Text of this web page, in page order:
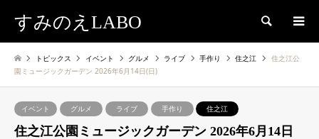
すみのえLABO 検索
トピックス イベント グルメ ライブ 手作り 住之江
住之江公
園ミュージックガーデン 2026年6月14日(日)
イベント グルメ ライブ 手作り 住之江
住之江公園ミュージックガーデン 2026年6月14日